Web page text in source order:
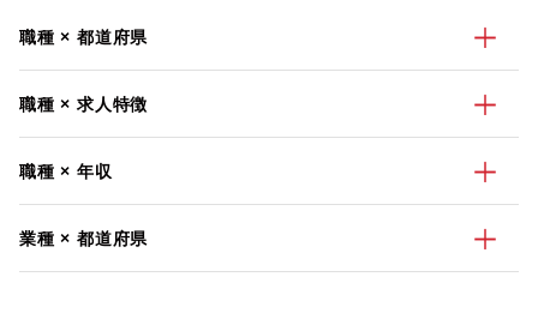
職種 × 都道府県
職種 × 求人特徴
職種 × 年収
業種 × 都道府県